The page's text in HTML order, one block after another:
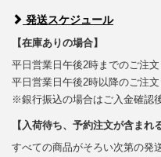
発送スケジュール
【在庫ありの場合】
平日営業日午後2時までのご注
平日営業日午後2時以降のご注
※銀行振込の場合はご入金確認
【入荷待ち、予約注文が含まれ
すべての商品がそろい次第の発